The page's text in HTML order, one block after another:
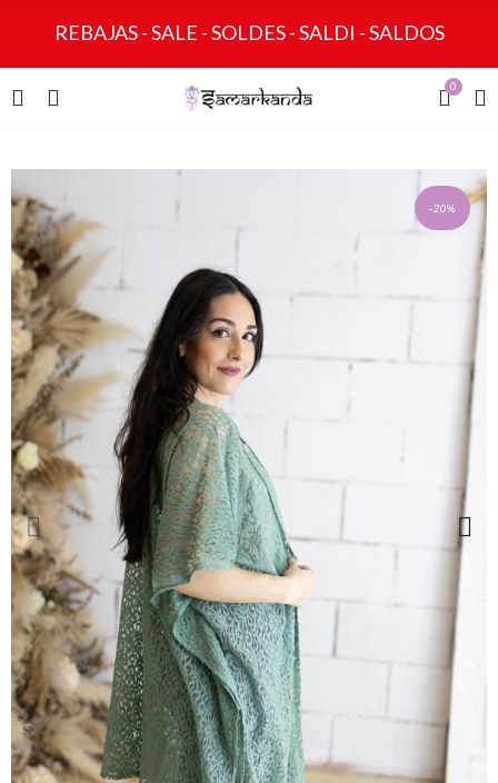
REBAJAS - SALE - SOLDES - SALDI - SALDOS
0
-20%